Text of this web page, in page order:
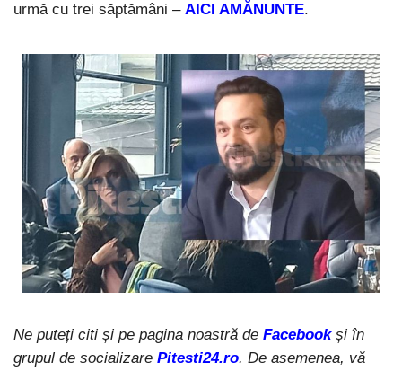
urmă cu trei săptămâni – AICI AMĂNUNTE.
Ne puteți citi și pe pagina noastră de Facebook și în
grupul de socializare Pitesti24.ro. De asemenea, vă